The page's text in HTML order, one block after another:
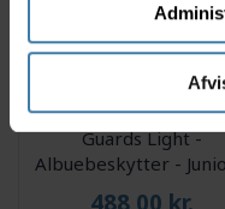
Sweet Protection
Guards Light -
Albuebeskytter -
Sort
488,00 kr.